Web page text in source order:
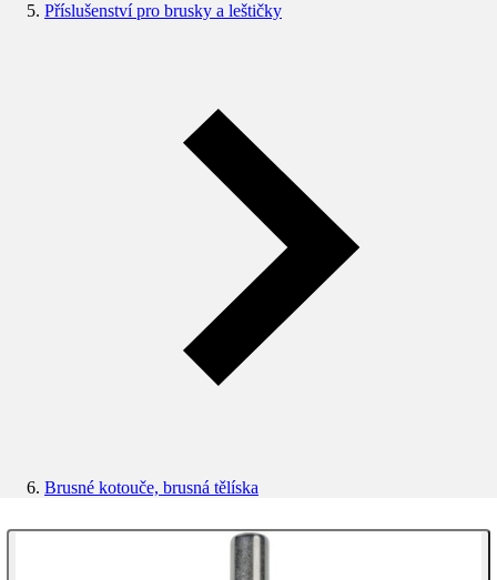
Příslušenství pro brusky a leštičky
Brusné kotouče, brusná tělíska